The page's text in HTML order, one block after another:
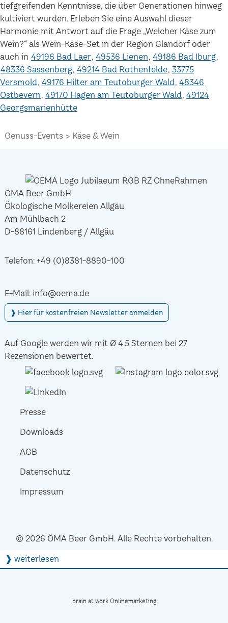
tiefgreifenden Kenntnisse, die über Generationen hinweg
kultiviert wurden. Erleben Sie eine Auswahl dieser
Harmonie mit Antwort auf die Frage „Welcher Käse zum
Wein?“ als Wein-Käse-Set in der Region Glandorf oder
auch in 49196 Bad Laer 49536 Lienen 49186 Bad Iburg
48336 Sassenberg 49214 Bad Rothenfelde 33775
Versmold 49176 Hilter am Teutoburger Wald 48346
Ostbevern 49170 Hagen am Teutoburger Wald 49124
Georgsmarienhütte
Genuss-Events Käse & Wein
ÖMA Beer GmbH
Ökologische Molkereien Allgäu
Am Mühlbach 2
D-88161 Lindenberg / Allgäu
Telefon: +49 (0)8381-8890-100
E-Mail: info@oema.de
❱ Hier für kostenfreien Newsletter anmelden
Auf Google werden wir mit Ø 4.5 Sternen bei 27
Rezensionen bewertet.
Presse
Downloads
AGB
Datenschutz
Impressum
© 2026 ÖMA Beer GmbH. Alle Rechte vorbehalten.
❱ weiterlesen
brain at work Onlinemarketing